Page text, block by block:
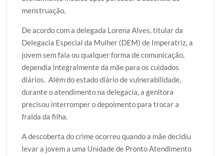
k
p
menstruação.
De acordo com a delegada Lorena Alves, titular da
Delegacia Especial da Mulher (DEM) de Imperatriz, a
jovem sem fala ou qualquer forma de comunicação,
dependia integralmente da mãe para os cuidados
diários. Além do estado diário de vulnerabilidade,
durante o atendimento na delegacia, a genitora
precisou interromper o depoimento para trocar a
fralda da filha.
A descoberta do crime ocorreu quando a mãe decidiu
levar a jovem a uma Unidade de Pronto Atendimento